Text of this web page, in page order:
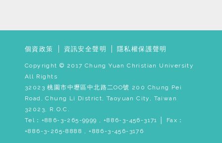
個資政策 資訊安全聲明 隱私權保護聲明
Copyright © 2017 Chung Yuan Christian University
All Rights
32023 桃園市中壢區中北路二OO號 200 Chung Pei
Road, Chung Li District, Taoyuan City, Taiwan
32023, R.O.C.
Tel：+886-3-265-9999 , +886-3-456-3171 │ Fax：
+886-3-265-8888 , +886-3-456-3176